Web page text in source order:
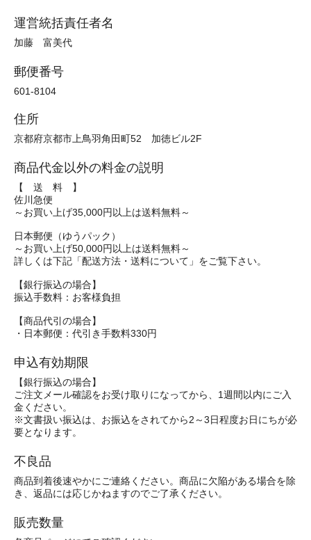
運営統括責任者名
加藤 富美代
郵便番号
601-8104
住所
京都府京都市上鳥羽角田町52 加徳ビル2F
商品代金以外の料金の説明
【 送 料 】
佐川急便
～お買い上げ35,000円以上は送料無料～
日本郵便（ゆうパック）
～お買い上げ50,000円以上は送料無料～
詳しくは下記「配送方法・送料について」をご覧下さい。
【銀行振込の場合】
振込手数料：お客様負担
【商品代引の場合】
・日本郵便：代引き手数料330円
申込有効期限
【銀行振込の場合】
ご注文メール確認をお受け取りになってから、1週間以内にご入
金ください。
※文書扱い振込は、お振込をされてから2～3日程度お日にちが必
要となります。
不良品
商品到着後速やかにご連絡ください。商品に欠陥がある場合を除
き、返品には応じかねますのでご了承ください。
販売数量